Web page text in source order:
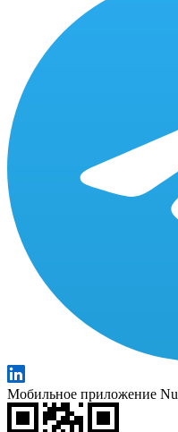
Мобильное приложение